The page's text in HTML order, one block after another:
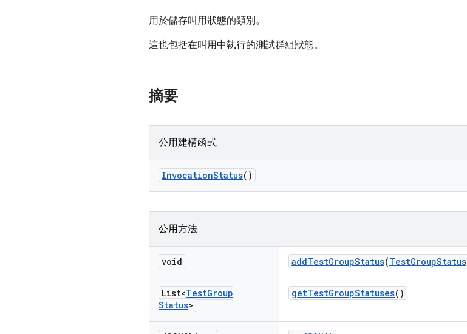
用於儲存叫用狀態的類別。
這也包括在叫用中執行的測試群組狀態。
摘要
公用建構函式
InvocationStatus()
公用方法
void addTestGroupStatus(TestGroupStatus
List<TestGroup
Status>
getTestGroupStatuses()